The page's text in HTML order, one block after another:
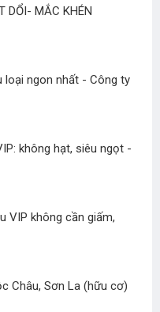
DỔI- MẮC KHÉN
loại ngon nhất - Công ty
không hạt, siêu ngọt -
VIP không cần giấm,
Châu, Sơn La (hữu cơ)